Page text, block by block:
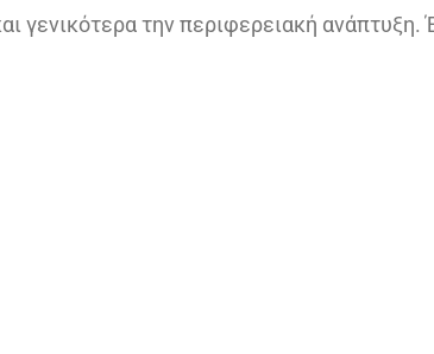
γενικότερα την περιφερειακή ανάπτυξη.